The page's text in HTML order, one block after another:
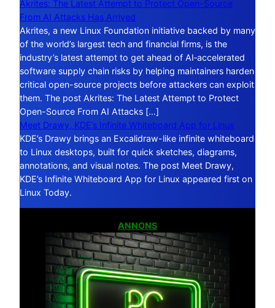
Akrites: The Latest Attempt to Protect Open-Source
From AI Attacks Has Arrived
Akrites, a new Linux Foundation initiative backed by many
of the world’s largest tech and financial firms, is the
industry’s latest attempt to get ahead of AI‑accelerated
software supply chain risks by helping maintainers harden
critical open-source projects before attackers can exploit
them. The post Akrites: The Latest Attempt to Protect
Open-Source From AI Attacks […]
Meet Drawy, KDE’s Infinite Whiteboard App for Linux
KDE’s Drawy brings an Excalidraw-like infinite whiteboard
to Linux desktops, built for quick sketches, diagrams,
annotations, and visual notes. The post Meet Drawy,
KDE’s Infinite Whiteboard App for Linux appeared first on
Linux Today.
ANNONS